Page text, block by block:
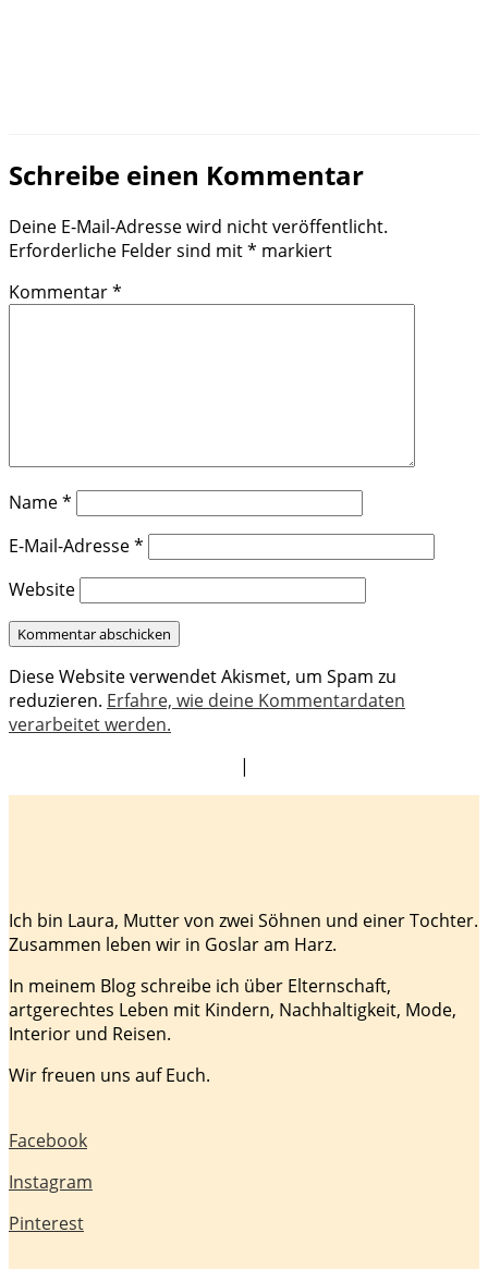
Schreibe einen Kommentar
Deine E-Mail-Adresse wird nicht veröffentlicht.
Erforderliche Felder sind mit* markiert
Kommentar*
Name*
E-Mail-Adresse*
Website
Diese Website verwendet Akismet, um Spam zu
reduzieren. Erfahre, wie deine Kommentardaten
verarbeitet werden.
|
Ich bin Laura, Mutter von zwei Söhnen und einer Tochter.
Zusammen leben wir in Goslar am Harz.
In meinem Blog schreibe ich über Elternschaft,
artgerechtes Leben mit Kindern, Nachhaltigkeit, Mode,
Interior und Reisen.
Wir freuen uns auf Euch.
Facebook
Instagram
Pinterest